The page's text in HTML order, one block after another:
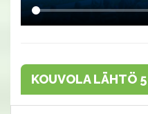
KOUVOLA LÄHTÖ 5